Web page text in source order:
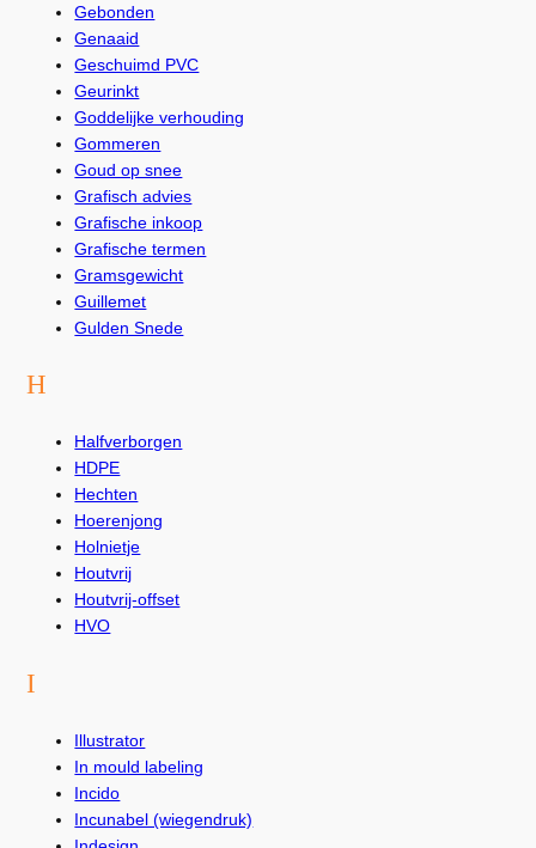
Gebonden
Genaaid
Geschuimd PVC
Geurinkt
Goddelijke verhouding
Gommeren
Goud op snee
Grafisch advies
Grafische inkoop
Grafische termen
Gramsgewicht
Guillemet
Gulden Snede
H
Halfverborgen
HDPE
Hechten
Hoerenjong
Holnietje
Houtvrij
Houtvrij-offset
HVO
I
Illustrator
In mould labeling
Incido
Incunabel (wiegendruk)